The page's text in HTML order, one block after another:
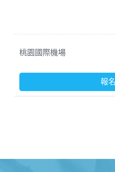
桃園國際機場
報名